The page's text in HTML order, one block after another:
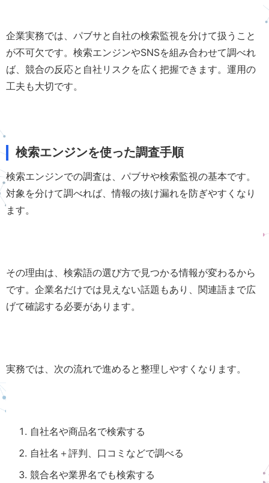
企業実務では、パブサと自社の検索監視を分けて扱うこと
が不可欠です。検索エンジンやSNSを組み合わせて調べれ
ば、競合の反応と自社リスクを広く把握できます。運用の
工夫も大切です。
検索エンジンを使った調査手順
検索エンジンでの調査は、パブサや検索監視の基本です。
対象を分けて調べれば、情報の抜け漏れを防ぎやすくなり
ます。
その理由は、検索語の選び方で見つかる情報が変わるから
です。企業名だけでは見えない話題もあり、関連語まで広
げて確認する必要があります。
実務では、次の流れで進めると整理しやすくなります。
自社名や商品名で検索する
自社名＋評判、口コミなどで調べる
競合名や業界名でも検索する